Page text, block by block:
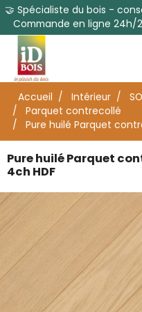
🤝 Spécialiste du bois -
Commande en ligne 24h/
Accueil Intérieur
Parquet contrecollé
Pure huilé Parquet
Pure huilé Parquet
4ch HDF